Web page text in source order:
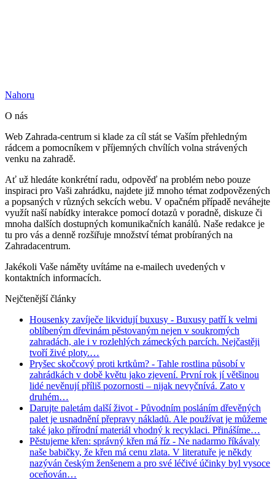
Nahoru
O nás
Web Zahrada-centrum si klade za cíl stát se Vaším přehledným
rádcem a pomocníkem v příjemných chvílích volna strávených
venku na zahradě.
Ať už hledáte konkrétní radu, odpověď na problém nebo pouze
inspiraci pro Vaši zahrádku, najdete již mnoho témat zodpovězených
a popsaných v různých sekcích webu. V opačném případě neváhejte
využít naší nabídky interakce pomocí dotazů v poradně, diskuze či
mnoha dalších dostupných komunikačních kanálů. Naše redakce je
tu pro vás a denně rozšiřuje množství témat probíraných na
Zahradacentrum.
Jakékoli Vaše náměty uvítáme na e-mailech uvedených v
kontaktních informacích.
Nejčtenější články
Housenky zavíječe likvidují buxusy - Buxusy patří k velmi
oblíbeným dřevinám pěstovaným nejen v soukromých
zahradách, ale i v rozlehlých zámeckých parcích. Nejčastěji
tvoří živé ploty.…
Pryšec skočcový proti krtkům? - Tahle rostlina působí v
zahrádkách v době květu jako zjevení. První rok jí většinou
lidé nevěnují příliš pozornosti – nijak nevyčnívá. Zato v
druhém…
Darujte paletám další život - Původním posláním dřevěných
palet je usnadnění přepravy nákladů. Ale používat je můžeme
také jako přírodní materiál vhodný k recyklaci. Přinášíme…
Pěstujeme křen: správný křen má říz - Ne nadarmo říkávaly
naše babičky, že křen má cenu zlata. V literatuře je někdy
nazýván českým ženšenem a pro své léčivé účinky byl vysoce
oceňován…